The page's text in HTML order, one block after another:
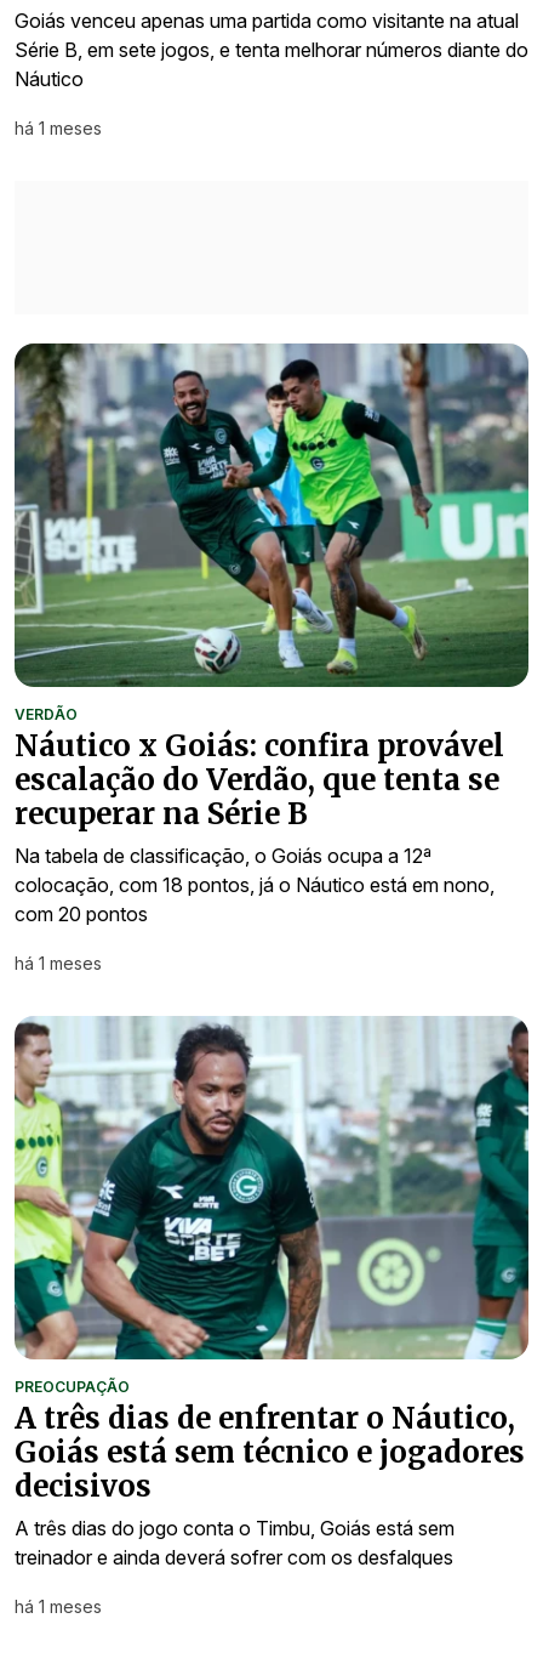
Goiás venceu apenas uma partida como visitante na atual
Série B, em sete jogos, e tenta melhorar números diante do
Náutico
há 1 meses
VERDÃO
Náutico x Goiás: confira provável
escalação do Verdão, que tenta se
recuperar na Série B
Na tabela de classificação, o Goiás ocupa a 12ª
colocação, com 18 pontos, já o Náutico está em nono,
com 20 pontos
há 1 meses
PREOCUPAÇÃO
A três dias de enfrentar o Náutico,
Goiás está sem técnico e jogadores
decisivos
A três dias do jogo conta o Timbu, Goiás está sem
treinador e ainda deverá sofrer com os desfalques
há 1 meses